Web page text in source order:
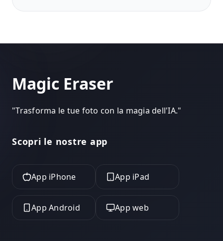
Magic Eraser
"Trasforma le tue foto con la magia dell'IA."
Scopri le nostre app
App iPhone App iPad
App Android App web